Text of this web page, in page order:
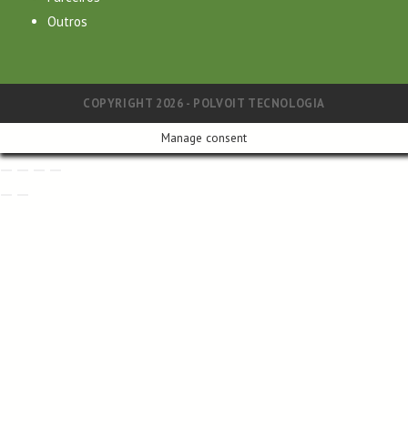
Outros
COPYRIGHT 2026 - POLVOIT TECNOLOGIA
Manage consent